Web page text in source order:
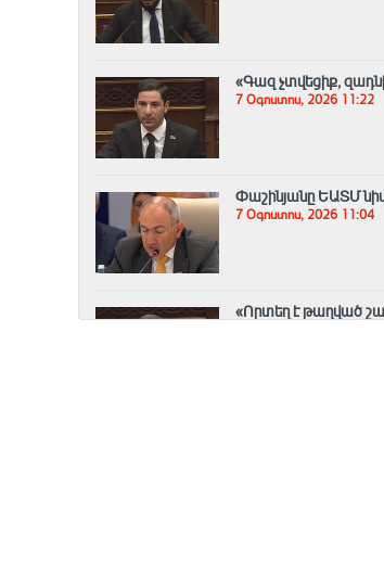
«Գազ չտվեցիք,
7 Օգոստոս, 2026 11:22
Փաշինյանը ԵԱՏՄ
7 Օգոստոս, 2026 11:04
«Որտեղ է թաղված